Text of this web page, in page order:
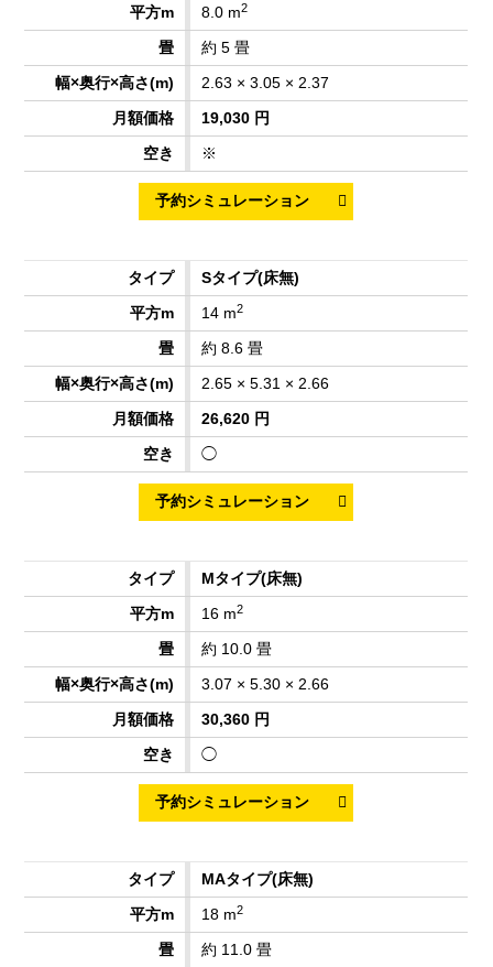
8.0 m2
約 5 畳
2.63 × 3.05 × 2.37
19,030 円
※
Sタイプ(床無)
14 m2
約 8.6 畳
2.65 × 5.31 × 2.66
26,620 円
◯
Mタイプ(床無)
16 m2
約 10.0 畳
3.07 × 5.30 × 2.66
30,360 円
◯
MAタイプ(床無)
18 m2
約 11.0 畳